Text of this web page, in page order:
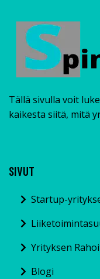
Tällä sivulla voit
kaikesta siitä, mitä
SIVUT
Startup-
Yrityksen
Blogi